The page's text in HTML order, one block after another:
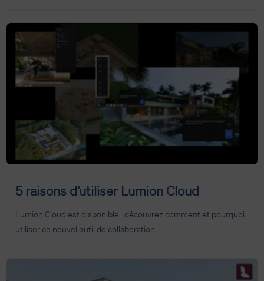
5 raisons d’utiliser Lumion Cloud
Lumion Cloud est disponible : découvrez comment et pourquoi
utiliser ce nouvel outil de collaboration.